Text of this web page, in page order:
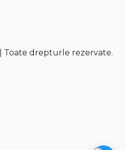
Toate drepturle rezervate.